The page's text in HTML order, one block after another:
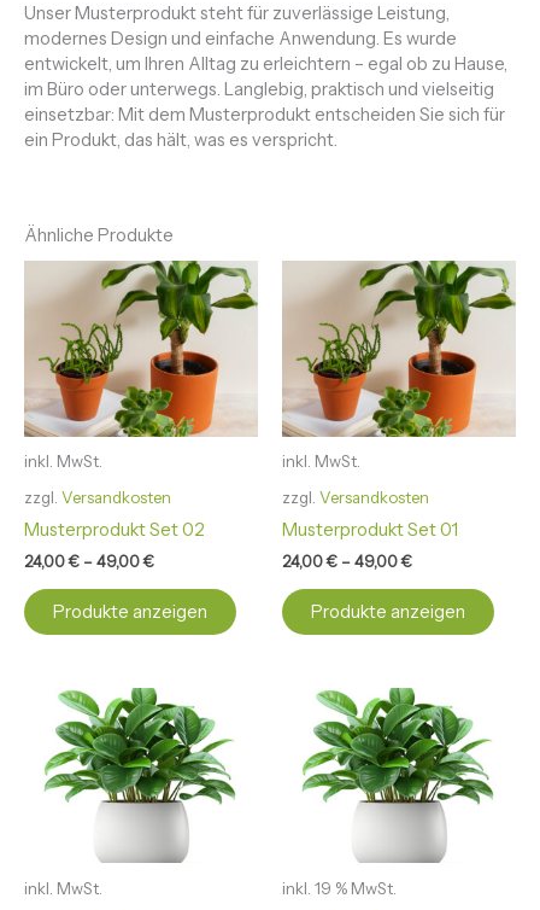
Unser Musterprodukt steht für zuverlässige Leistung,
modernes Design und einfache Anwendung. Es wurde
entwickelt, um Ihren Alltag zu erleichtern – egal ob zu Hause,
im Büro oder unterwegs. Langlebig, praktisch und vielseitig
einsetzbar: Mit dem Musterprodukt entscheiden Sie sich für
ein Produkt, das hält, was es verspricht.
Ähnliche Produkte
inkl. MwSt.
zzgl. Versandkosten
Musterprodukt Set 02
24,00€ –49,00€
Produkte anzeigen
inkl. MwSt.
zzgl. Versandkosten
Musterprodukt Set 01
24,00€ –49,00€
Produkte anzeigen
inkl. MwSt.
mehrere
Varianten
können
inkl. 19 % MwSt.